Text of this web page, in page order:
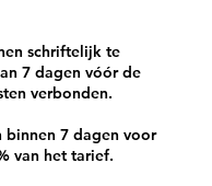
schriftelijk te
7 dagen vóór de
verbonden.
binnen 7 dagen voor
van het tarief.